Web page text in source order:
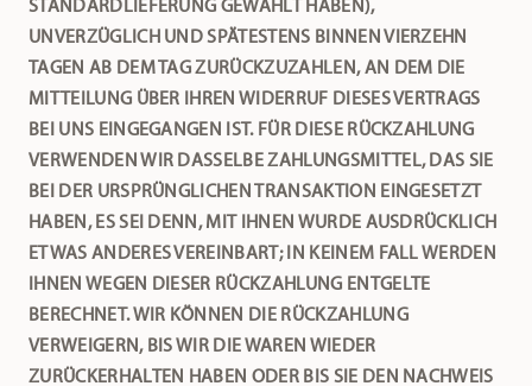
STANDARDLIEFERUNG GEWÄHLT HABEN),
UNVERZÜGLICH UND SPÄTESTENS BINNEN VIERZEHN
TAGEN AB DEM TAG ZURÜCKZUZAHLEN, AN DEM DIE
MITTEILUNG ÜBER IHREN WIDERRUF DIESES VERTRAGS
BEI UNS EINGEGANGEN IST. FÜR DIESE RÜCKZAHLUNG
VERWENDEN WIR DASSELBE ZAHLUNGSMITTEL, DAS SIE
BEI DER URSPRÜNGLICHEN TRANSAKTION EINGESETZT
HABEN, ES SEI DENN, MIT IHNEN WURDE AUSDRÜCKLICH
ETWAS ANDERES VEREINBART; IN KEINEM FALL WERDEN
IHNEN WEGEN DIESER RÜCKZAHLUNG ENTGELTE
BERECHNET. WIR KÖNNEN DIE RÜCKZAHLUNG
VERWEIGERN, BIS WIR DIE WAREN WIEDER
ZURÜCKERHALTEN HABEN ODER BIS SIE DEN NACHWEIS